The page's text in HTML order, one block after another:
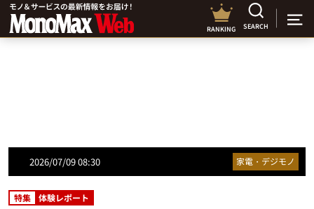
RANKING SEARCH
2026/07/09 08:30 家電・デジモノ
特集 体験レポート